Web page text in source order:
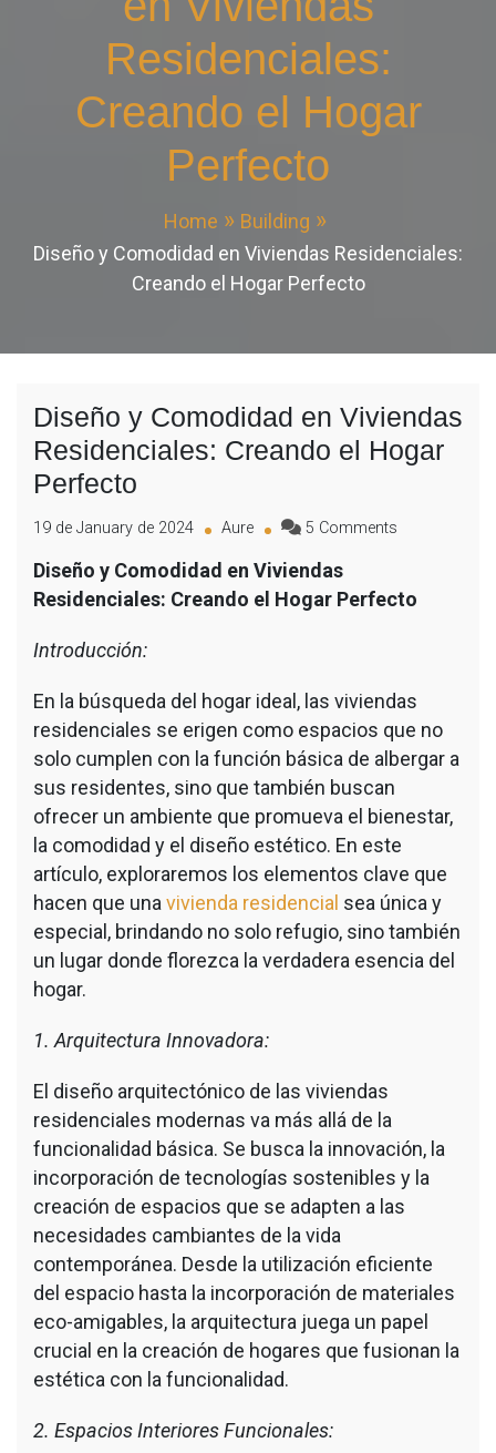
Residenciales:
Creando el Hogar
Perfecto
Home
Building
Diseño y Comodidad en Viviendas Residenciales:
Creando el Hogar Perfecto
Diseño y Comodidad en Viviendas
Residenciales: Creando el Hogar
Perfecto
19 de January de 2024 Aure 5 Comments
Diseño y Comodidad en Viviendas
Residenciales: Creando el Hogar Perfecto
Introducción:
En la búsqueda del hogar ideal, las viviendas
residenciales se erigen como espacios que no
solo cumplen con la función básica de albergar a
sus residentes, sino que también buscan
ofrecer un ambiente que promueva el bienestar,
la comodidad y el diseño estético. En este
artículo, exploraremos los elementos clave que
hacen que una vivienda residencial sea única y
especial, brindando no solo refugio, sino también
un lugar donde florezca la verdadera esencia del
hogar.
1. Arquitectura Innovadora:
El diseño arquitectónico de las viviendas
residenciales modernas va más allá de la
funcionalidad básica. Se busca la innovación, la
incorporación de tecnologías sostenibles y la
creación de espacios que se adapten a las
necesidades cambiantes de la vida
contemporánea. Desde la utilización eficiente
del espacio hasta la incorporación de materiales
eco-amigables, la arquitectura juega un papel
crucial en la creación de hogares que fusionan la
estética con la funcionalidad.
2. Espacios Interiores Funcionales: